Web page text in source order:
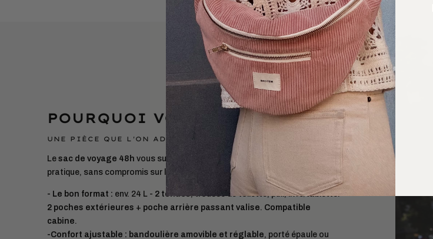
POURQUOI VOUS ALLEZ L’AIMER
UNE PIÈCE QUE L'ON ADOPTE ET QUE L'ON GARDE
Le sac de voyage 48h vous suit en week-end ou déplacement, léger,
pratique, sans compromis sur le style ni la tenue dans le temps.
- Le bon format : env. 24 L - 2 tenues, trousse de toilette, pull, livre/tablette.
2 poches extérieures + poche arrière passant valise. Compatible
cabine.
-Confort ajustable : bandoulière amovible et réglable, porté épaule ou